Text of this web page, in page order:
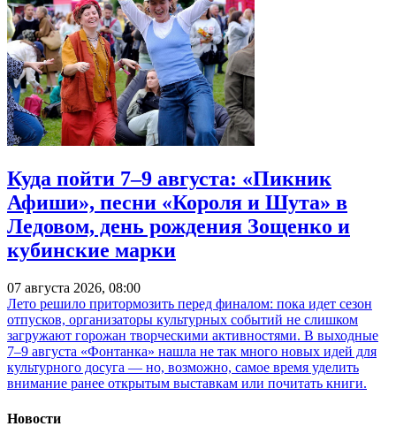
Куда пойти 7–9 августа: «Пикник
Афиши», песни «Короля и Шута» в
Ледовом, день рождения Зощенко и
кубинские марки
07 августа 2026, 08:00
Лето решило притормозить перед финалом: пока идет сезон
отпусков, организаторы культурных событий не слишком
загружают горожан творческими активностями. В выходные
7–9 августа «Фонтанка» нашла не так много новых идей для
культурного досуга — но, возможно, самое время уделить
внимание ранее открытым выставкам или почитать книги.
Новости